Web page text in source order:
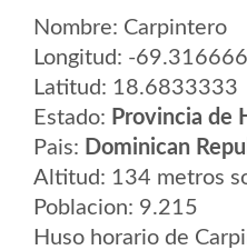
Nombre: Carpintero
Longitud: -
Latitud: 18.6833333
Estado: Provincia de
Pais: Dominican
Altitud: 134 metros
Poblacion: 9.215
Huso horario de